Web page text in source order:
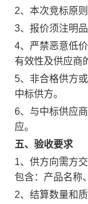
2、本次竞标原
3、报价须注明
4、严禁恶意低
有效性及供应商
5、非合格供方
中标供方。
6、与中标供应
应。
五、验收要求
1、供方向需方
包含：产品名称
2、结算数量和